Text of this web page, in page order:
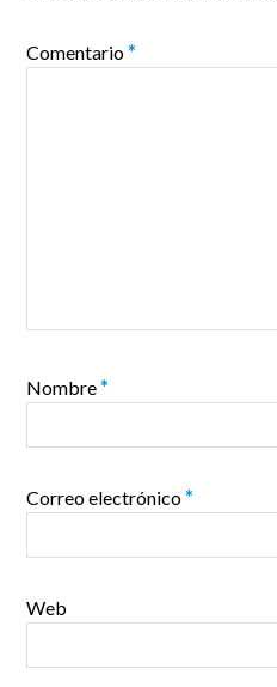
Comentario*
Nombre*
Correo electrónico*
Web